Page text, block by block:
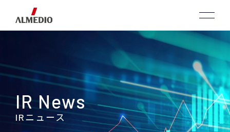
IR News
IRニュース